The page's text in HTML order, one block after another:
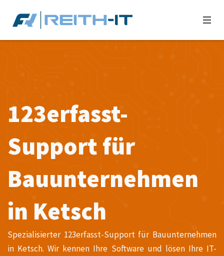
123erfasst-
Support für
Bauunternehmen
in Ketsch
Spezialisierter 123erfasst-Support für Bauunternehmen
in Ketsch. Wir kennen Ihre Software und lösen Ihre IT-